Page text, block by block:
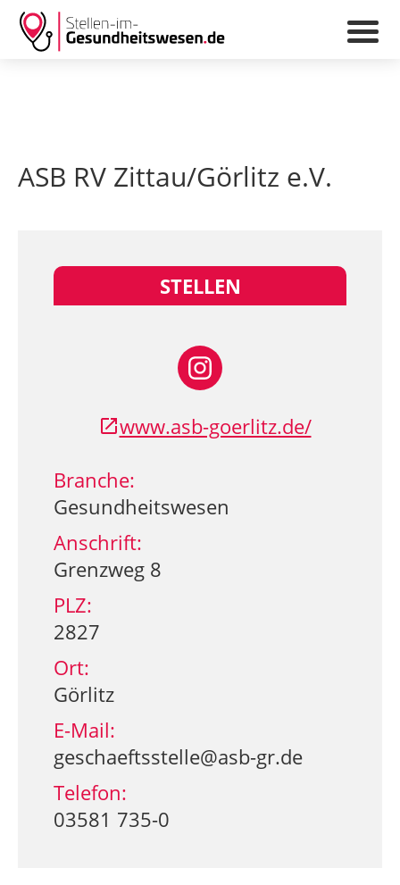
ASB RV Zittau/Görlitz e.V.
STELLEN
www.asb-goerlitz.de/
Branche:
Gesundheitswesen
Anschrift:
Grenzweg 8
PLZ:
2827
Ort:
Görlitz
E-Mail:
geschaeftsstelle@asb-gr.de
Telefon:
03581 735-0